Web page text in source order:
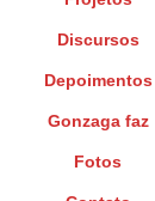
Discursos
Depoimentos
Gonzaga faz
Fotos